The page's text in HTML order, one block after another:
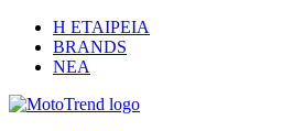
Η ΕΤΑΙΡΕΙΑ
BRANDS
ΝΕΑ